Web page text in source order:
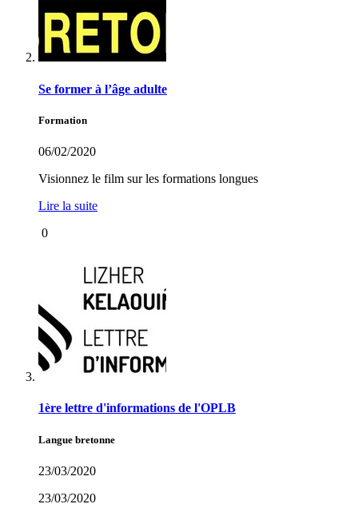
Se former à l’âge adulte
Formation
06/02/2020
Visionnez le film sur les formations longues
Lire la suite
0
1ère lettre d'informations de l'OPLB
Langue bretonne
23/03/2020
23/03/2020